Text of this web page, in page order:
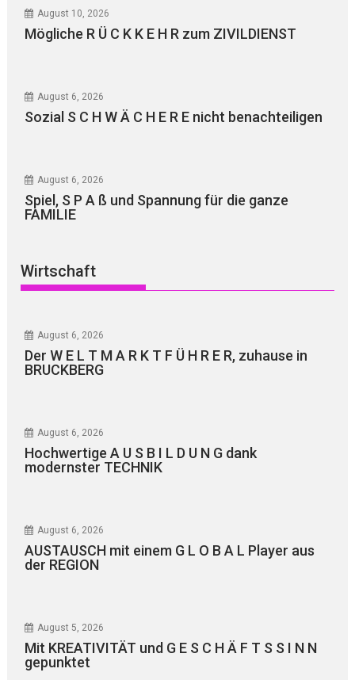
August 10, 2026
Mögliche R Ü C K K E H R zum ZIVILDIENST
August 6, 2026
Sozial S C H W Ä C H E R E nicht benachteiligen
August 6, 2026
Spiel, S P A ß und Spannung für die ganze
FAMILIE
Wirtschaft
August 6, 2026
Der W E L T M A R K T F Ü H R E R, zuhause in
BRUCKBERG
August 6, 2026
Hochwertige A U S B I L D U N G dank
modernster TECHNIK
August 6, 2026
AUSTAUSCH mit einem G L O B A L Player aus
der REGION
August 5, 2026
Mit KREATIVITÄT und G E S C H Ä F T S S I N N
gepunktet